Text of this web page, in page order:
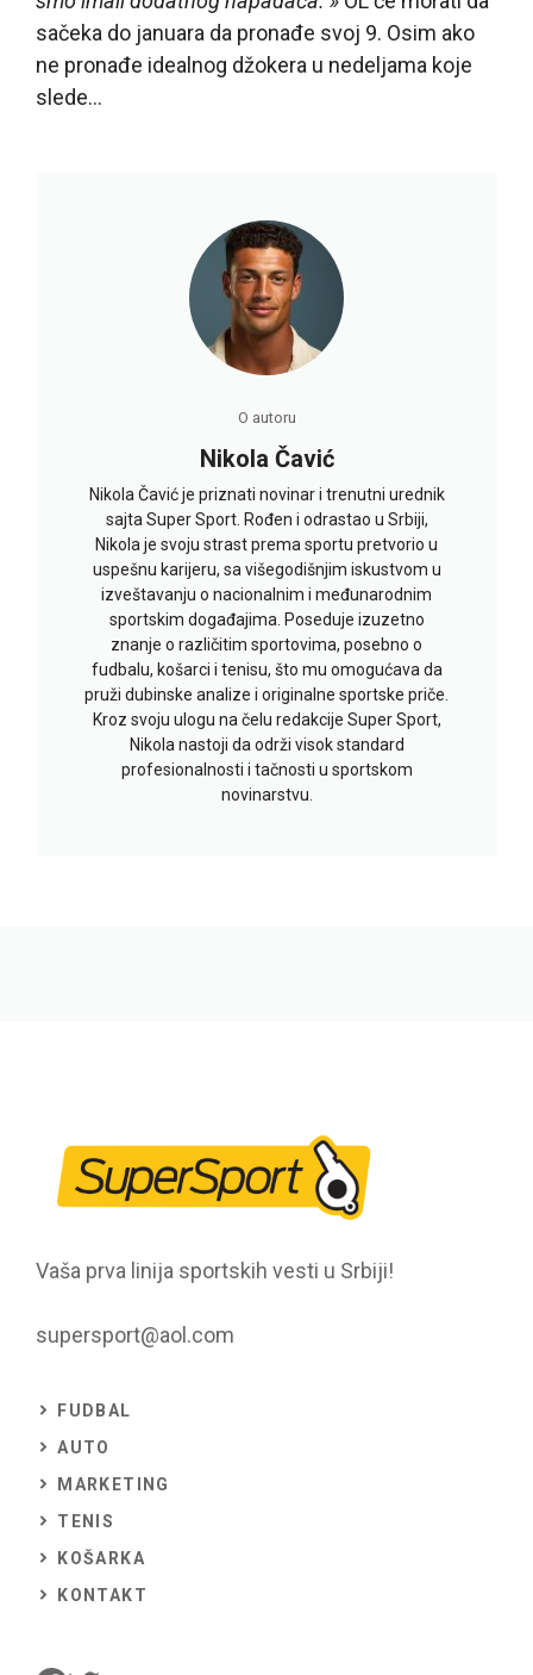
sačeka do januara da pronađe svoj 9. Osim ako
ne pronađe idealnog džokera u nedeljama koje
slede…
O autoru
Nikola Čavić
Nikola Čavić je priznati novinar i trenutni urednik
sajta Super Sport. Rođen i odrastao u Srbiji,
Nikola je svoju strast prema sportu pretvorio u
uspešnu karijeru, sa višegodišnjim iskustvom u
izveštavanju o nacionalnim i međunarodnim
sportskim događajima. Poseduje izuzetno
znanje o različitim sportovima, posebno o
fudbalu, košarci i tenisu, što mu omogućava da
pruži dubinske analize i originalne sportske priče.
Kroz svoju ulogu na čelu redakcije Super Sport,
Nikola nastoji da održi visok standard
profesionalnosti i tačnosti u sportskom
novinarstvu.
Vaša prva linija sportskih vesti u Srbiji!
supersport@aol.com
FUDBAL
AUTO
MARKETING
TENIS
KOŠARKA
KONTAKT